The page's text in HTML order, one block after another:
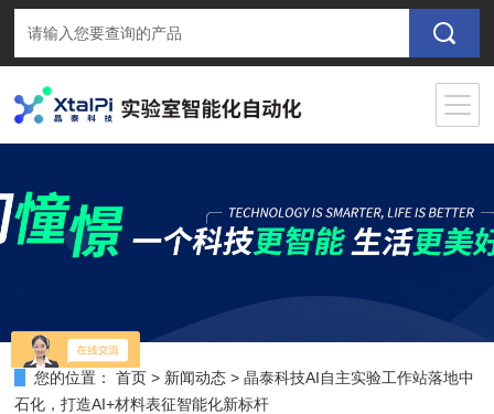
您的位置： 首页 > 新闻动态 >晶泰科技AI自主实验工作站落地中
石化，打造AI+材料表征智能化新标杆